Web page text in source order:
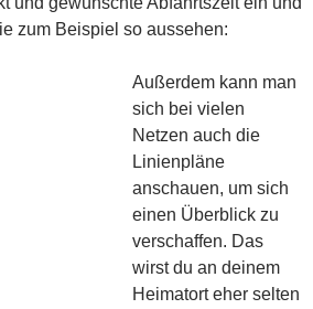
zum Beispiel so aussehen:
Außerdem kann man
sich bei vielen
Netzen auch die
Linienpläne
anschauen, um sich
einen Überblick zu
verschaffen. Das
wirst du an deinem
Heimatort eher selten